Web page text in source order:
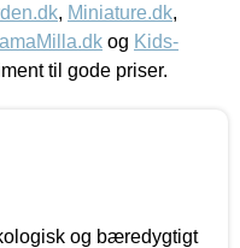
, Miniature.dk,
og Kids-
til gode priser.
og bæredygtigt